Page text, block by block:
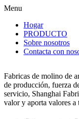
Menu
Hogar
PRODUCTO
Sobre nosotros
Contacta con
Fabricas de molino de
de producción, fuerza
servicio, Shanghai
valor y aporta valores a